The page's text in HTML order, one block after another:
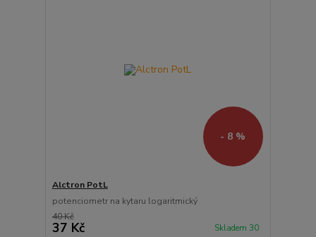
- 8 %
Alctron PotL
potenciometr na kytaru logaritmický
40 Kč
37 Kč Skladem 30